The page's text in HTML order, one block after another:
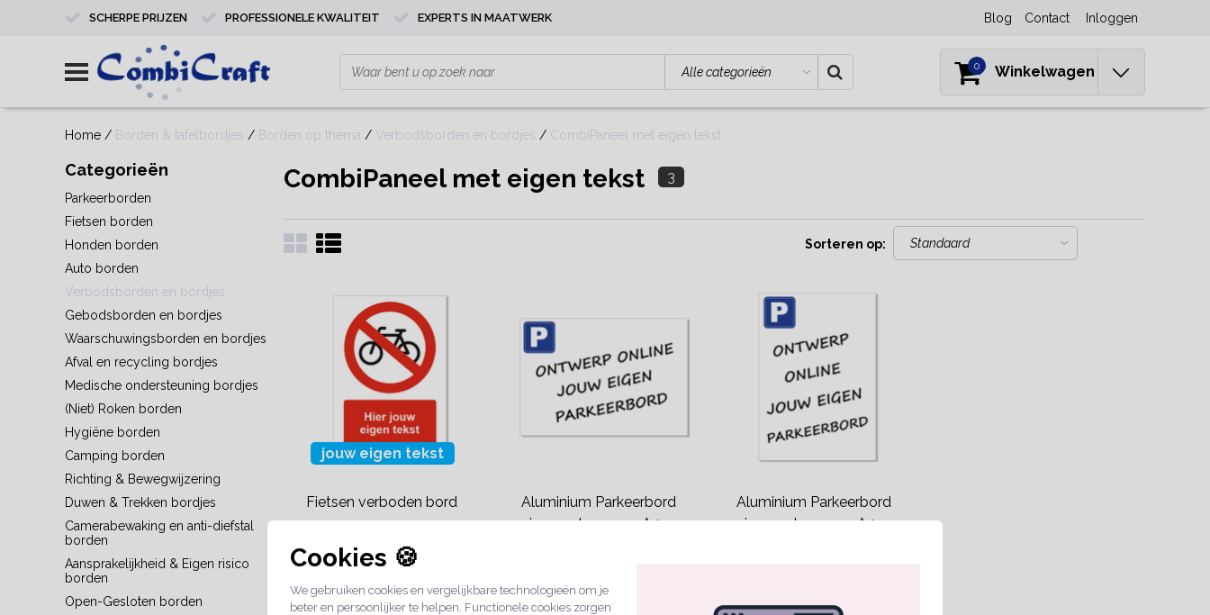
Cookies 🍪
We gebruiken cookies en vergelijkbare technologieën om je
beter en persoonlijker te helpen. Functionele cookies zorgen
SCHERPE PRIJZEN PROFESSIONELE KWALITEIT EXPERTS IN MAATWERK Blog Contact Inloggen
0 Winkelwagen
Home / Borden & tafelbordjes / Borden op thema / Verbodsborden en bordjes / CombiPaneel met eigen tekst
Categorieën
Parkeerborden
Fietsen borden
Honden borden
Auto borden
Verbodsborden en bordjes
Gebodsborden en bordjes
Waarschuwingsborden en bordjes
Afval en recycling bordjes
Medische ondersteuning bordjes
(Niet) Roken borden
Hygiëne borden
Camping borden
Richting & Bewegwijzering
Duwen & Trekken bordjes
Camerabewaking en anti-diefstal
borden
Aansprakelijkheid & Eigen risico
borden
Open-Gesloten borden
CombiPaneel met eigen tekst 3
Sorteren op:
jouw eigen tekst
Fietsen verboden bord
€15,95
2-4 werkdagen
Aluminium Parkeerbord
eigen ontwerp op A4
2-4 werkdagen
Aluminium Parkeerbord
eigen ontwerp op A4
2-4 werkdagen